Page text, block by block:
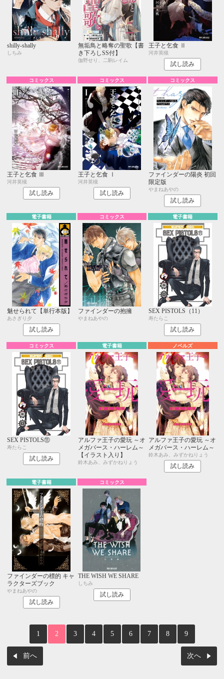
shilly-shally
しちみ
無垢鳥と略奪の聖歌【書
き下ろしSS付】
伽野せり、二駒レイム
王子と乞食 Ⅱ
河井英槻
試し読み
コミックス
王子と乞食 Ⅲ
河井英槻
試し読み
コミックス
王子と乞食 Ⅰ
河井英槻
試し読み
コミックス
ファインダーの陽炎 初回
限定版
やまねあやの
試し読み
電子書籍
魅せられて【単行本版】
あさぎり夕
試し読み
コミックス
ファインダーの抱擁
やまねあやの
電子書籍
SEX PISTOLS（11）
寿たらこ
試し読み
コミックス
SEX PISTOLS⑪
寿たらこ
試し読み
電子書籍
アルファ王子の愛玩 ～オ
メガバース・ハーレム～
【イラスト入り】
鈴木あみ、みずかねりょう
ノベルズ
アルファ王子の愛玩 ～オ
メガバース・ハーレム～
鈴木あみ、みずかねりょう
試し読み
電子書籍
ファインダーの標的 キャ
ラクターズブック
やまねあやの
試し読み
コミックス
THE WISH WE SHARE
しちみ
試し読み
前へ
1 2 3 4 5 6 7 8 9
次へ